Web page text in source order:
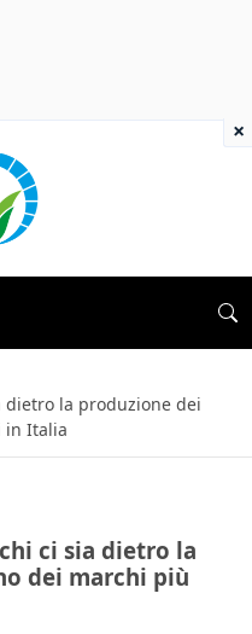
dietro la produzione dei
in Italia
ci sia dietro la
dei marchi più
×